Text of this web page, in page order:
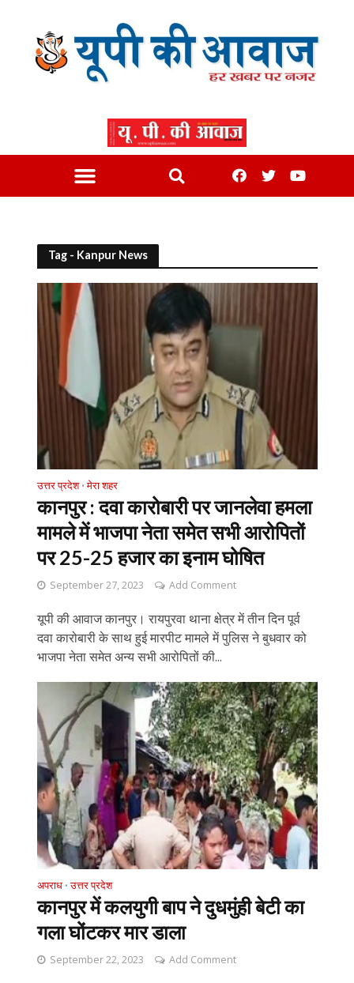
Tag - Kanpur News
उत्तर प्रदेश • मेरा शहर
कानपुर : दवा कारोबारी पर जानलेवा हमला
मामले में भाजपा नेता समेत सभी आरोपितों
पर 25-25 हजार का इनाम घोषित
September 27, 2023 Add Comment
यूपी की आवाज कानपुर। रायपुरवा थाना क्षेत्र में तीन दिन पूर्व
दवा कारोबारी के साथ हुई मारपीट मामले में पुलिस ने बुधवार को
भाजपा नेता समेत अन्य सभी आरोपितों की...
अपराध • उत्तर प्रदेश
कानपुर में कलयुगी बाप ने दुधमुंही बेटी का
गला घोंटकर मार डाला
September 22, 2023 Add Comment